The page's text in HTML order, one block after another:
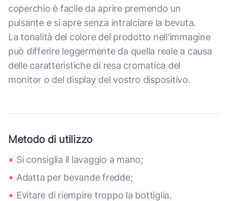
coperchio è facile da aprire premendo un
pulsante e si apre senza intralciare la bevuta.
La tonalità del colore del prodotto nell'immagine
può differire leggermente da quella reale a causa
delle caratteristiche di resa cromatica del
monitor o del display del vostro dispositivo.
Metodo di utilizzo
Si consiglia il lavaggio a mano;
Adatta per bevande fredde;
Evitare di riempire troppo la bottiglia.